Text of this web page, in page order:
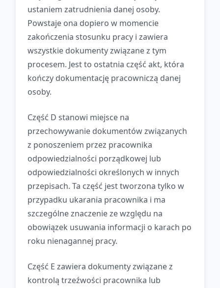
ustaniem zatrudnienia danej osoby.
Powstaje ona dopiero w momencie
zakończenia stosunku pracy i zawiera
wszystkie dokumenty związane z tym
procesem. Jest to ostatnia część akt, która
kończy dokumentację pracowniczą danej
osoby.
Część D stanowi miejsce na
przechowywanie dokumentów związanych
z ponoszeniem przez pracownika
odpowiedzialności porządkowej lub
odpowiedzialności określonych w innych
przepisach. Ta część jest tworzona tylko w
przypadku ukarania pracownika i ma
szczególne znaczenie ze względu na
obowiązek usuwania informacji o karach po
roku nienagannej pracy.
Część E zawiera dokumenty związane z
kontrolą trzeźwości pracownika lub